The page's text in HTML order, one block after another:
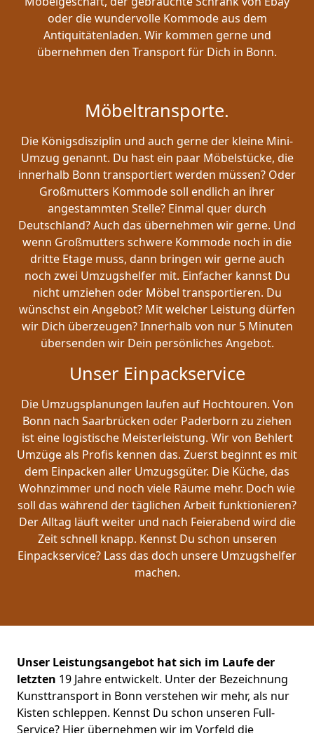
oder die wundervolle Kommode aus dem
Antiquitätenladen. Wir kommen gerne und
übernehmen den Transport für Dich in Bonn.
Möbeltransporte.
Die Königsdisziplin und auch gerne der kleine Mini-
Umzug genannt. Du hast ein paar Möbelstücke, die
innerhalb Bonn transportiert werden müssen? Oder
Großmutters Kommode soll endlich an ihrer
angestammten Stelle? Einmal quer durch
Deutschland? Auch das übernehmen wir gerne. Und
wenn Großmutters schwere Kommode noch in die
dritte Etage muss, dann bringen wir gerne auch
noch zwei Umzugshelfer mit. Einfacher kannst Du
nicht umziehen oder Möbel transportieren. Du
wünschst ein Angebot? Mit welcher Leistung dürfen
wir Dich überzeugen? Innerhalb von nur 5 Minuten
übersenden wir Dein persönliches Angebot.
Unser Einpackservice
Die Umzugsplanungen laufen auf Hochtouren. Von
Bonn nach Saarbrücken oder Paderborn zu ziehen
ist eine logistische Meisterleistung. Wir von Behlert
Umzüge als Profis kennen das. Zuerst beginnt es mit
dem Einpacken aller Umzugsgüter. Die Küche, das
Wohnzimmer und noch viele Räume mehr. Doch wie
soll das während der täglichen Arbeit funktionieren?
Der Alltag läuft weiter und nach Feierabend wird die
Zeit schnell knapp. Kennst Du schon unseren
Einpackservice? Lass das doch unsere Umzugshelfer
machen.
Unser Leistungsangebot hat sich im Laufe der
letzten 19 Jahre entwickelt. Unter der Bezeichnung
Kunsttransport in Bonn verstehen wir mehr, als nur
Kisten schleppen. Kennst Du schon unseren Full-
Service? Hier übernehmen wir im Vorfeld die